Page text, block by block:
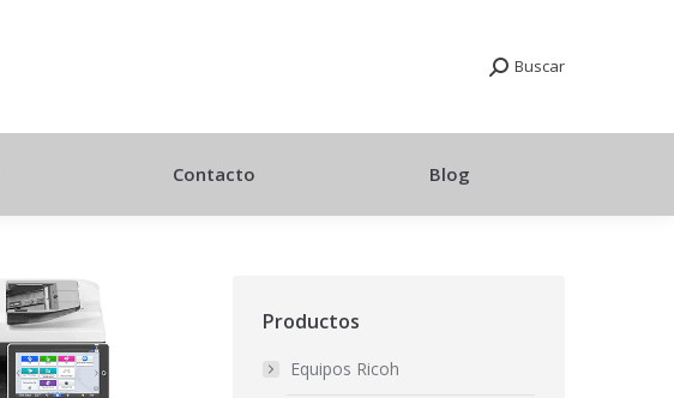
Buscar
Contacto Blog
Productos
Equipos Ricoh